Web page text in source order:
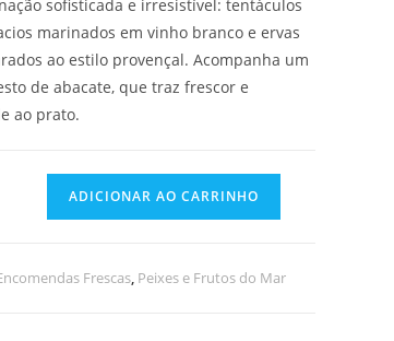
sofisticada e irresistível: tentáculos
marinados em vinho branco e ervas
ao estilo provençal. Acompanha um
de abacate, que traz frescor e
ao prato.
ADICIONAR AO CARRINHO
Frescas, Peixes e Frutos do Mar